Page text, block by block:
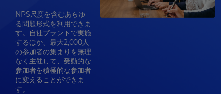
NPS尺度を含むあらゆ
る問題形式を利用できま
す。自社ブランドで実施
するほか、最大2,000人
の参加者の集まりを無理
なく主催して、受動的な
参加者を積極的な参加者
に変えることができま
す。